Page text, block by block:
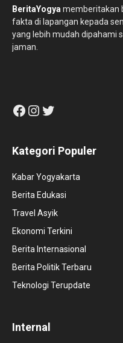
BeritaYogya memberitakan
fakta di lapangan kepada
yang lebih mudah dipahami
jaman.
Facebook
Instagram
Twitter
Kategori Populer
Kabar Yogyakarta
Berita Edukasi
Travel Asyik
Ekonomi Terkini
Berita Internasional
Berita Politik Terbaru
Teknologi Terupdate
Internal